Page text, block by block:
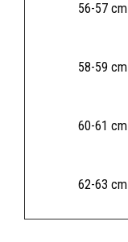
56-57 cm
58-59 cm
60-61 cm
62-63 cm